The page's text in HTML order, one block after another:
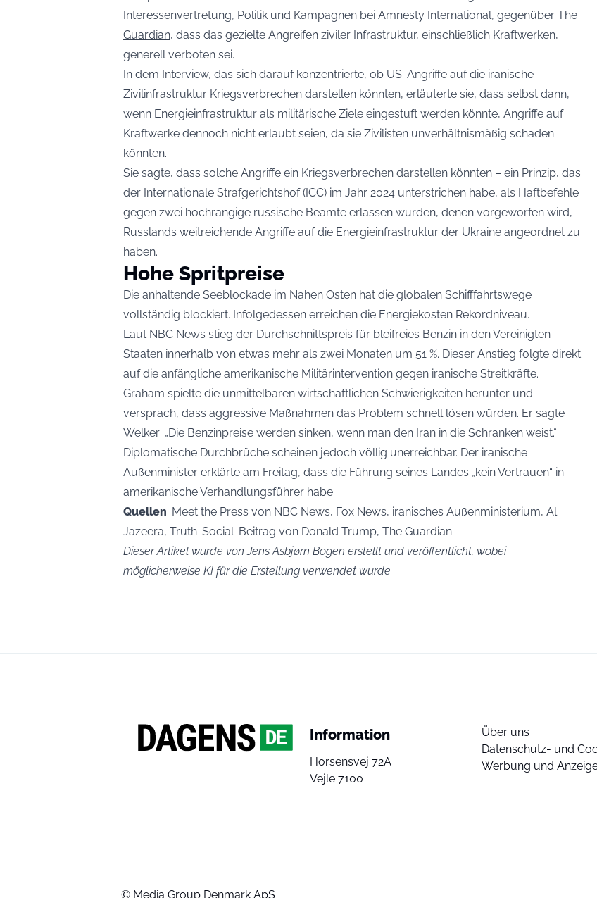
Interessenvertretung, Politik und Kampagnen bei Amnesty International, gegenüber The
Guardian, dass das gezielte Angreifen ziviler Infrastruktur, einschließlich Kraftwerken,
generell verboten sei.
In dem Interview, das sich darauf konzentrierte, ob US-Angriffe auf die iranische
Zivilinfrastruktur Kriegsverbrechen darstellen könnten, erläuterte sie, dass selbst dann,
wenn Energieinfrastruktur als militärische Ziele eingestuft werden könnte, Angriffe auf
Kraftwerke dennoch nicht erlaubt seien, da sie Zivilisten unverhältnismäßig schaden
könnten.
Sie sagte, dass solche Angriffe ein Kriegsverbrechen darstellen könnten – ein Prinzip, das
der Internationale Strafgerichtshof (ICC) im Jahr 2024 unterstrichen habe, als Haftbefehle
gegen zwei hochrangige russische Beamte erlassen wurden, denen vorgeworfen wird,
Russlands weitreichende Angriffe auf die Energieinfrastruktur der Ukraine angeordnet zu
haben.
Hohe Spritpreise
Die anhaltende Seeblockade im Nahen Osten hat die globalen Schifffahrtswege
vollständig blockiert. Infolgedessen erreichen die Energiekosten Rekordniveau.
Laut NBC News stieg der Durchschnittspreis für bleifreies Benzin in den Vereinigten
Staaten innerhalb von etwas mehr als zwei Monaten um 51 %. Dieser Anstieg folgte direkt
auf die anfängliche amerikanische Militärintervention gegen iranische Streitkräfte.
Graham spielte die unmittelbaren wirtschaftlichen Schwierigkeiten herunter und
versprach, dass aggressive Maßnahmen das Problem schnell lösen würden. Er sagte
Welker: „Die Benzinpreise werden sinken, wenn man den Iran in die Schranken weist.“
Diplomatische Durchbrüche scheinen jedoch völlig unerreichbar. Der iranische
Außenminister erklärte am Freitag, dass die Führung seines Landes „kein Vertrauen“ in
amerikanische Verhandlungsführer habe.
Quellen: Meet the Press von NBC News, Fox News, iranisches Außenministerium, Al
Jazeera, Truth-Social-Beitrag von Donald Trump, The Guardian
Dieser Artikel wurde von Jens Asbjørn Bogen erstellt und veröffentlicht, wobei
möglicherweise KI für die Erstellung verwendet wurde
Information
Horsensvej 72A
Vejle 7100
Über uns
Datenschutz- und
Werbung und
© Media Group Denmark ApS